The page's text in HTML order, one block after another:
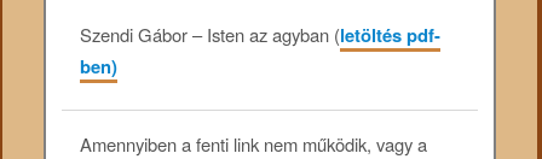
Szendi Gábor – Isten az agyban (letöltés pdf-
ben)
Amennyiben a fenti link nem működik, vagy a